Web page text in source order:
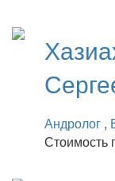
Андролог ,
Стоимость